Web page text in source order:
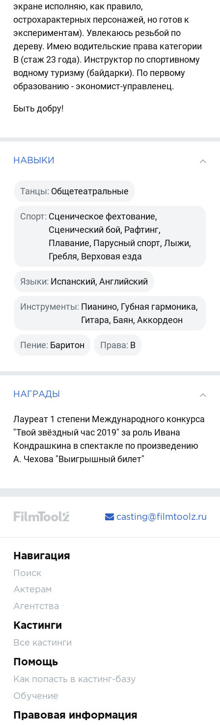
экране исполняю, как правило,
острохарактерных персонажей, но готов к
экспериментам). Увлекаюсь резьбой по
дереву. Имею водительские права категории
В (стаж 23 года). Инструктор по спортивному
водному туризму (байдарки). По первому
образованию - экономист-управленец.
Быть добру!
НАВЫКИ
Танцы: Общетеатральные
Спорт: Сценическое фехтование,
Сценический бой, Рафтинг,
Плавание, Парусный спорт, Лыжи,
Гребля, Верховая езда
Языки: Испанский, Английский
Инструменты: Пианино, Губная гармоника,
Гитара, Баян, Аккордеон
Пение: Баритон Права: B
НАГРАДЫ
Лауреат 1 степени Международного конкурса
"Твой звёздный час 2019" за роль Ивана
Кондрашкина в спектакле по произведению
А. Чехова "Выигрышный билет"
casting@filmtoolz.ru
Навигация
Поиск
Актерам
Агентства
Кастинги
Все кастинги
Помощь
Как попасть в кастинг-базу
Обучение
Правовая информация